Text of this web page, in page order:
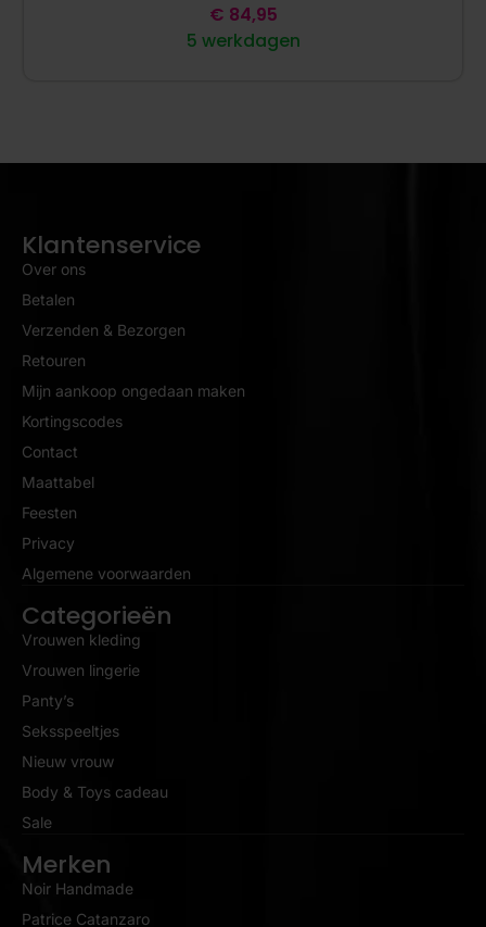
5 werkdagen
€ 84,95
Klantenservice
Over ons
Betalen
Verzenden & Bezorgen
Retouren
Mijn aankoop ongedaan maken
Kortingscodes
Contact
Maattabel
Feesten
Privacy
Algemene voorwaarden
Categorieën
Vrouwen kleding
Vrouwen lingerie
Panty’s
Seksspeeltjes
Nieuw vrouw
Body & Toys cadeau
Sale
Merken
Noir Handmade
Patrice Catanzaro